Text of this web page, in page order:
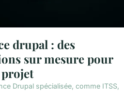
drupal : des
sur mesure pour
Drupal spécialisée, comme ITSS,